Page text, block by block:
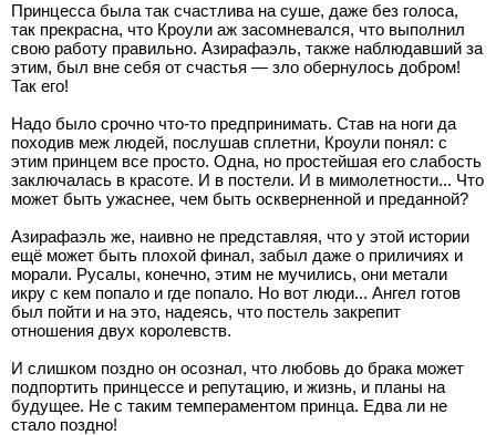
Принцесса была так счастлива на суше, даже без голоса,
так прекрасна, что Кроули аж засомневался, что выполнил
свою работу правильно. Азирафаэль, также наблюдавший за
этим, был вне себя от счастья — зло обернулось добром!
Так его!
Надо было срочно что-то предпринимать. Став на ноги да
походив меж людей, послушав сплетни, Кроули понял: с
этим принцем все просто. Одна, но простейшая его слабость
заключалась в красоте. И в постели. И в мимолетности... Что
может быть ужаснее, чем быть оскверненной и преданной?
Азирафаэль же, наивно не представляя, что у этой истории
ещё может быть плохой финал, забыл даже о приличиях и
морали. Русалы, конечно, этим не мучились, они метали
икру с кем попало и где попало. Но вот люди... Ангел готов
был пойти и на это, надеясь, что постель закрепит
отношения двух королевств.
И слишком поздно он осознал, что любовь до брака может
подпортить принцессе и репутацию, и жизнь, и планы на
будущее. Не с таким темпераментом принца. Едва ли не
стало поздно!